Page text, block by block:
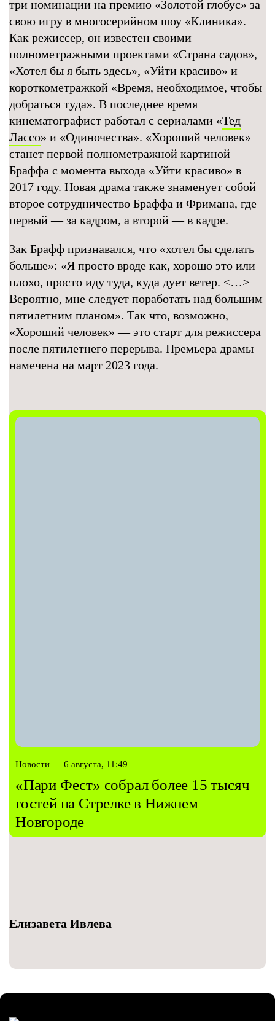
три номинации на премию «Золотой глобус» за
свою игру в многосерийном шоу «Клиника».
Как режиссер, он известен своими
полнометражными проектами «Страна садов»,
«Хотел бы я быть здесь», «Уйти красиво» и
короткометражкой «Время, необходимое, чтобы
добраться туда». В последнее время
кинематографист работал с сериалами «Тед
Лассо» и «Одиночества». «Хороший человек»
станет первой полнометражной картиной
Браффа с момента выхода «Уйти красиво» в
2017 году. Новая драма также знаменует собой
второе сотрудничество Браффа и Фримана, где
первый — за кадром, а второй — в кадре.
Зак Брафф признавался, что «хотел бы сделать
больше»: «Я просто вроде как, хорошо это или
плохо, просто иду туда, куда дует ветер. <…>
Вероятно, мне следует поработать над большим
пятилетним планом». Так что, возможно,
«Хороший человек» — это старт для режиссера
после пятилетнего перерыва. Премьера драмы
намечена на март 2023 года.
Новости — 6 августа, 11:49
«Пари Фест» собрал более 15 тысяч
гостей на Стрелке в Нижнем
Новгороде
Елизавета Ивлева